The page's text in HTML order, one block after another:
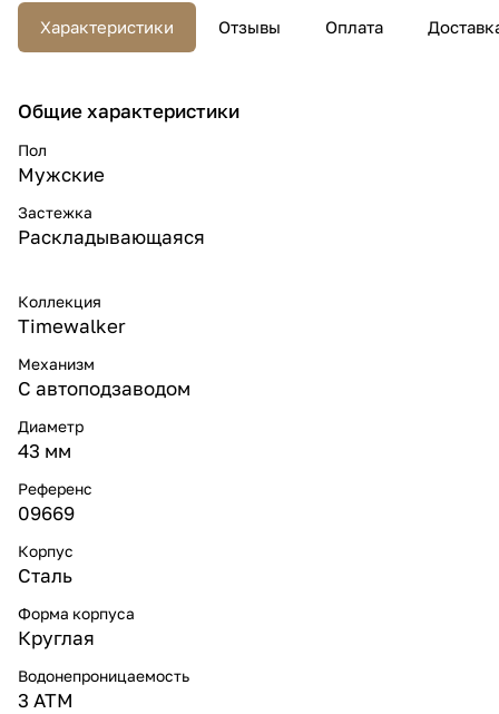
Характеристики Отзывы Оплата
Общие характеристики
Пол
Мужские
Застежка
Раскладывающаяся
Коллекция
Timewalker
Механизм
С автоподзаводом
Диаметр
43 мм
Референс
09669
Корпус
Сталь
Форма корпуса
Круглая
Водонепроницаемость
3 ATM